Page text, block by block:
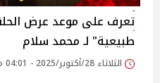
تعرف على موعد عرض
طبيعية" لـ محمد سلام
الثلاثاء 28/أكتوبر/2025 - 04:01 م